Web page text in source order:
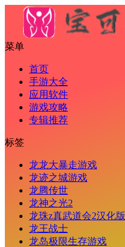
菜单
首页
手游大全
应用软件
游戏攻略
专辑推荐
标签
龙龙大暴走游戏
龙迹之城游戏
龙腾传世
龙神之光2
龙珠z真武道会2汉化版
龙王战士
龙岛极限生存游戏